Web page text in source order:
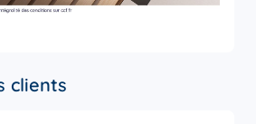
clients